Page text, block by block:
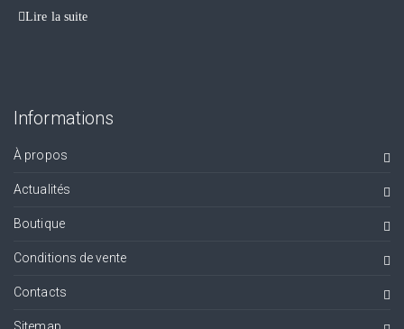
Lire la suite
Informations
À propos
Actualités
Boutique
Conditions de vente
Contacts
Sitemap